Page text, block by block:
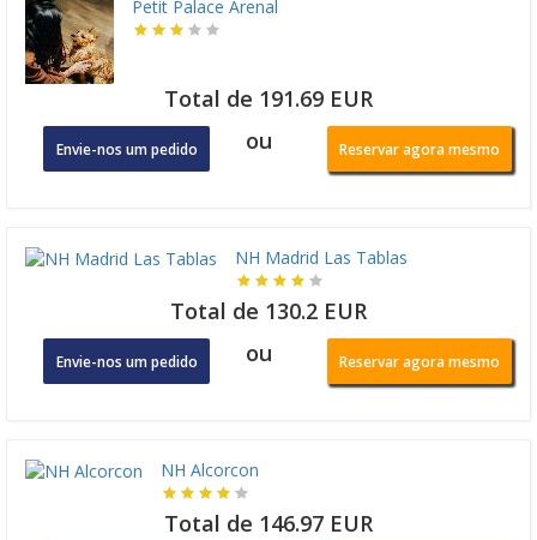
Petit Palace Arenal
Total de 191.69 EUR
Envie-nos um pedido ou Reservar agora mesmo
NH Madrid Las Tablas
Total de 130.2 EUR
Envie-nos um pedido ou Reservar agora mesmo
NH Alcorcon
Total de 146.97 EUR